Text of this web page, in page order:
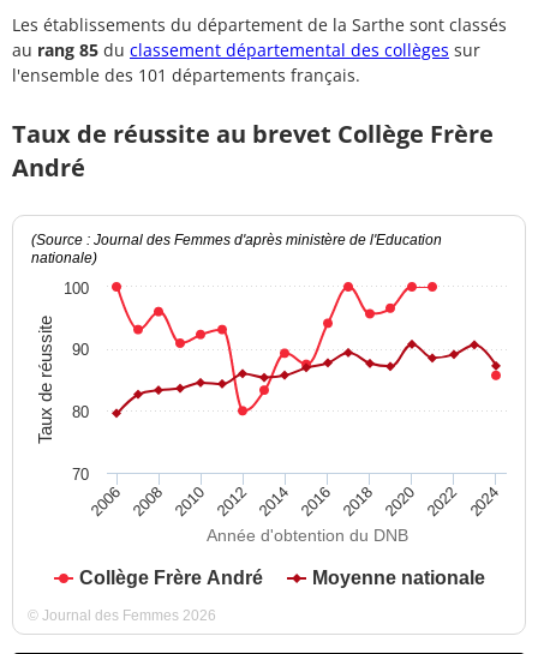
Les établissements du département de la Sarthe sont classés
au rang 85 du classement départemental des collèges sur
l'ensemble des 101 départements français.
Taux de réussite au brevet Collège Frère
André
Année d'obtention du DNB
Taux de réussite
(Source : Journal des Femmes d'après ministère de l'Education
nationale)
Collège Frère André Moyenne nationale
2006 2008 2010 2012 2014 2016 2018 2020 2022 2024
70
80
90
100
© Journal des Femmes 2026